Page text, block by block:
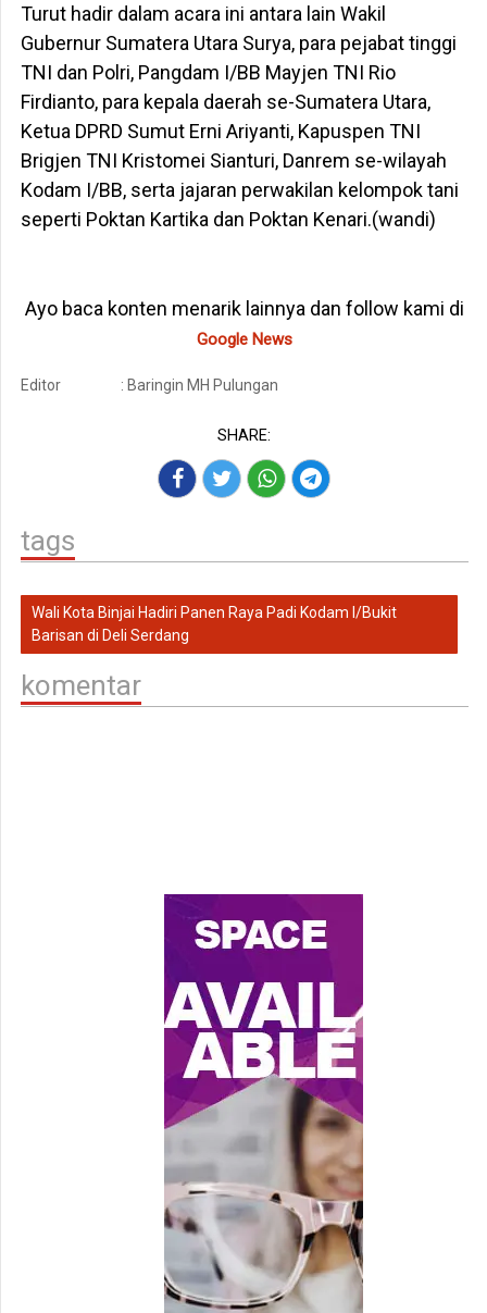
Turut hadir dalam acara ini antara lain Wakil
Gubernur Sumatera Utara Surya, para pejabat tinggi
TNI dan Polri, Pangdam I/BB Mayjen TNI Rio
Firdianto, para kepala daerah se-Sumatera Utara,
Ketua DPRD Sumut Erni Ariyanti, Kapuspen TNI
Brigjen TNI Kristomei Sianturi, Danrem se-wilayah
Kodam I/BB, serta jajaran perwakilan kelompok tani
seperti Poktan Kartika dan Poktan Kenari.(wandi)
Ayo baca konten menarik lainnya dan follow kami di
Google News
Editor : Baringin MH Pulungan
SHARE:
tags
Wali Kota Binjai Hadiri Panen Raya Padi Kodam I/Bukit
Barisan di Deli Serdang
komentar